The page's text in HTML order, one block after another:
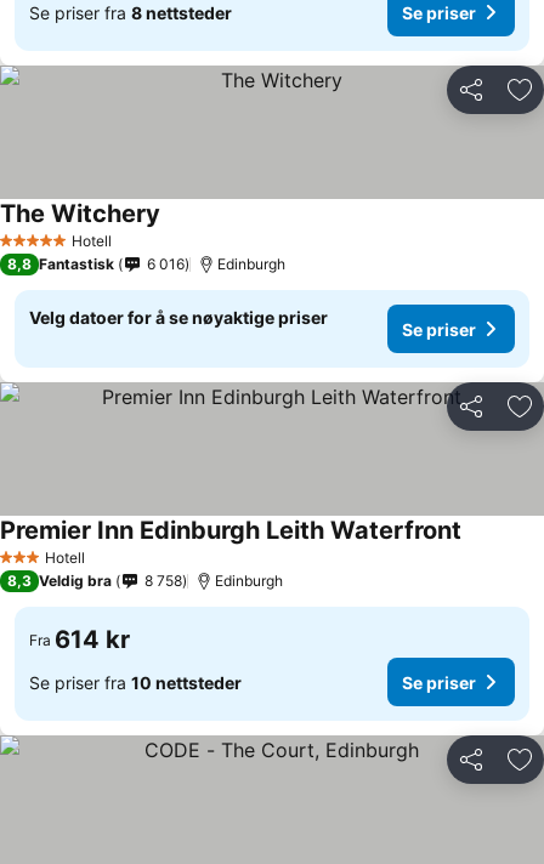
Se priser fra 8 nettsteder Se priser
Del
5 Stjerner Hotell
The Witchery
8,8 Fantastisk 6 016 Edinburgh
Velg datoer for å se nøyaktige priser
Se priser
Del
3 StjernerHotell
Premier Inn Edinburgh Leith Waterfront
8,3 Veldig bra 8 758 Edinburgh
Fra 614 kr
Se priser fra 10 nettsteder Se priser
Del